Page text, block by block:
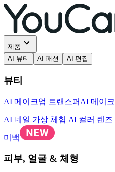
제품
AI 뷰티
AI 패션 AI 편집
뷰티
AI 메이크업 트랜스퍼 AI 메이
AI 네일 가상 체험 AI 컬러 렌즈
미백
피부, 얼굴 & 체형